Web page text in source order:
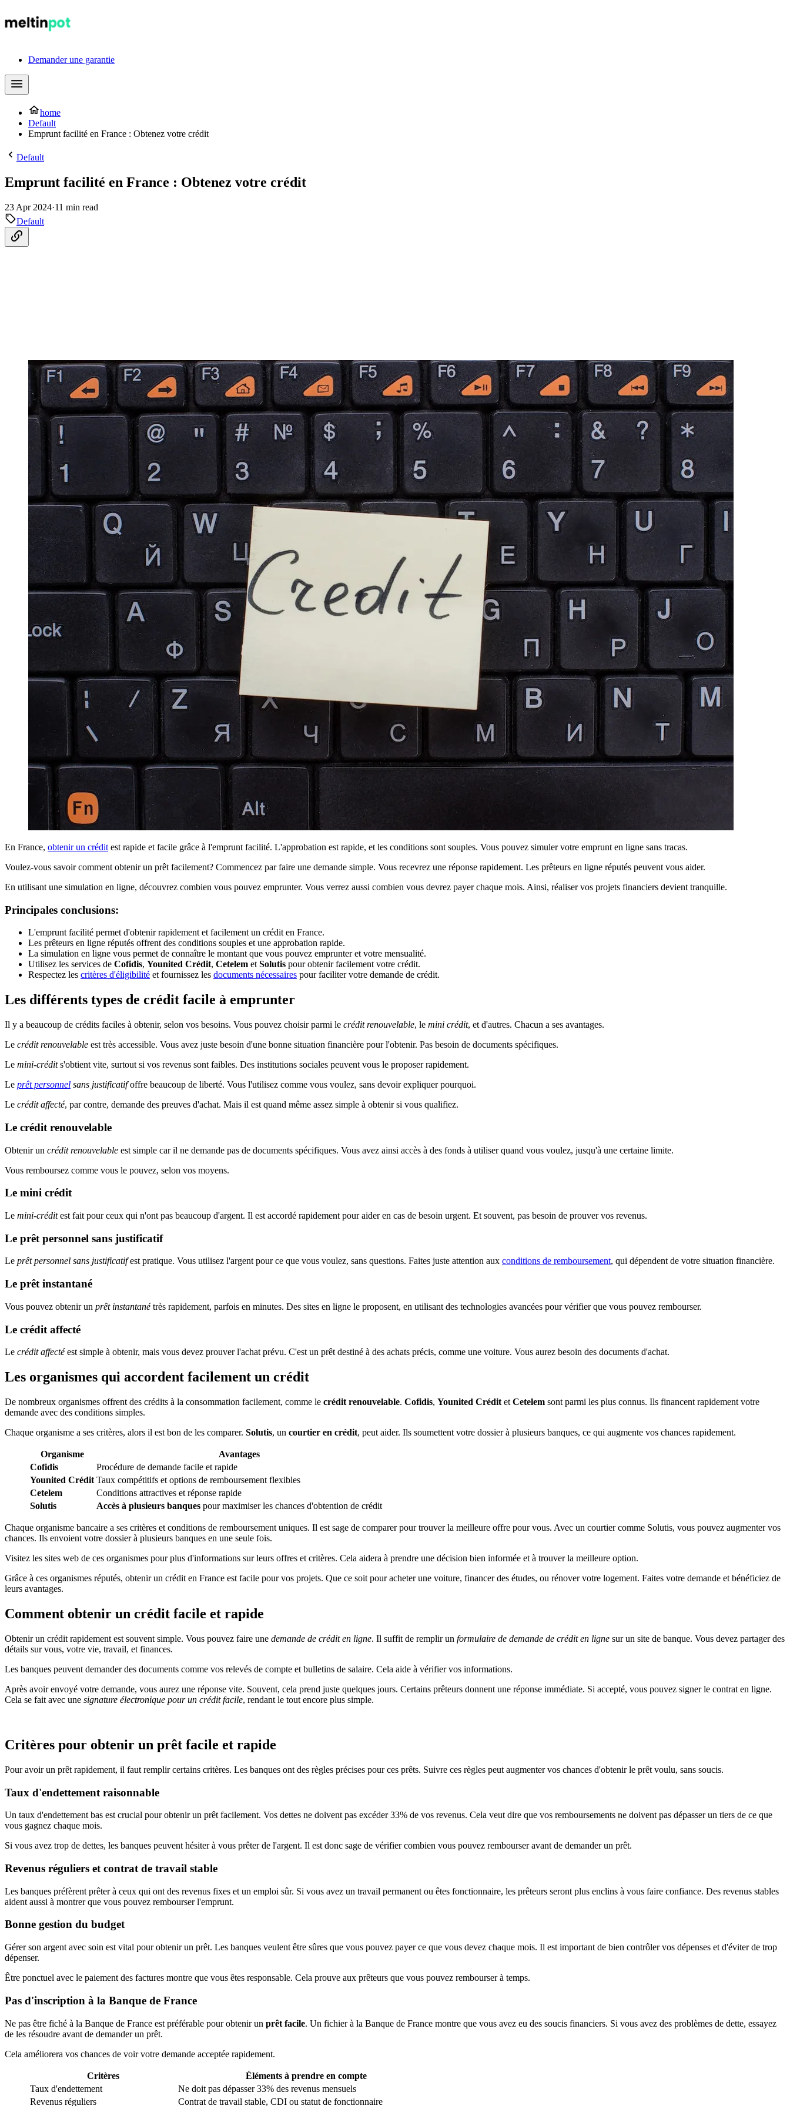
Demander une garantie
home
Default
Emprunt facilité en France : Obtenez votre crédit
Default
Emprunt facilité en France : Obtenez votre crédit
23 Apr 2024·11 min read
Default
En France, obtenir un crédit est rapide et facile grâce à l'emprunt facilité. L'approbation est rapide, et les conditions sont souples. Vous pouvez simuler votre emprunt en ligne sans tracas.
Voulez-vous savoir comment obtenir un prêt facilement? Commencez par faire une demande simple. Vous recevrez une réponse rapidement. Les prêteurs en ligne réputés peuvent vous aider.
En utilisant une simulation en ligne, découvrez combien vous pouvez emprunter. Vous verrez aussi combien vous devrez payer chaque mois. Ainsi, réaliser vos projets financiers devient tranquille.
Principales conclusions:
L'emprunt facilité permet d'obtenir rapidement et facilement un crédit en France.
Les prêteurs en ligne réputés offrent des conditions souples et une approbation rapide.
La simulation en ligne vous permet de connaître le montant que vous pouvez emprunter et votre mensualité.
Utilisez les services de Cofidis, Younited Crédit, Cetelem et Solutis pour obtenir facilement votre crédit.
Respectez les critères d'éligibilité et fournissez les documents nécessaires pour faciliter votre demande de crédit.
Les différents types de crédit facile à emprunter
Il y a beaucoup de crédits faciles à obtenir, selon vos besoins. Vous pouvez choisir parmi le crédit renouvelable, le mini crédit, et d'autres. Chacun a ses avantages.
Le crédit renouvelable est très accessible. Vous avez juste besoin d'une bonne situation financière pour l'obtenir. Pas besoin de documents spécifiques.
Le mini-crédits'obtient vite, surtout si vos revenus sont faibles. Des institutions sociales peuvent vous le proposer rapidement.
Le prêt personnel sans justificatifoffre beaucoup de liberté. Vous l'utilisez comme vous voulez, sans devoir expliquer pourquoi.
Le crédit affecté, par contre, demande des preuves d'achat. Mais il est quand même assez simple à obtenir si vous qualifiez.
Le crédit renouvelable
Obtenir un crédit renouvelable est simple car il ne demande pas de documents spécifiques. Vous avez ainsi accès à des fonds à utiliser quand vous voulez, jusqu'à une certaine limite.
Vous remboursez comme vous le pouvez, selon vos moyens.
Le mini crédit
Le mini-créditest fait pour ceux qui n'ont pas beaucoup d'argent. Il est accordé rapidement pour aider en cas de besoin urgent. Et souvent, pas besoin de prouver vos revenus.
Le prêt personnel sans justificatif
Le prêt personnel sans justificatifest pratique. Vous utilisez l'argent pour ce que vous voulez, sans questions. Faites juste attention aux conditions de remboursement, qui dépendent de votre situation financière.
Le prêt instantané
Vous pouvez obtenir un prêt instantanétrès rapidement, parfois en minutes. Des sites en ligne le proposent, en utilisant des technologies avancées pour vérifier que vous pouvez rembourser.
Le crédit affecté
Le crédit affectéest simple à obtenir, mais vous devez prouver l'achat prévu. C'est un prêt destiné à des achats précis, comme une voiture. Vous aurez besoin des documents d'achat.
Les organismes qui accordent facilement un crédit
De nombreux organismes offrent des crédits à la consommation facilement, comme le crédit renouvelable. Cofidis, Younited Crédit et Cetelem sont parmi les plus connus. Ils financent rapidement votre
demande avec des conditions simples.
Chaque organisme a ses critères, alors il est bon de les comparer. Solutis, un courtier en crédit, peut aider. Ils soumettent votre dossier à plusieurs banques, ce qui augmente vos chances rapidement.
Organisme
Avantages
Cofidis
Procédure de demande facile et rapide
Younited Crédit Taux compétitifs et options de remboursement flexibles
Cetelem
Conditions attractives et réponse rapide
Solutis
Accès à plusieurs banques pour maximiser les chances d'obtention de crédit
Chaque organisme bancaire a ses critères et conditions de remboursement uniques. Il est sage de comparer pour trouver la meilleure offre pour vous. Avec un courtier comme Solutis, vous pouvez augmenter vos
chances. Ils envoient votre dossier à plusieurs banques en une seule fois.
Visitez les sites web de ces organismes pour plus d'informations sur leurs offres et critères. Cela aidera à prendre une décision bien informée et à trouver la meilleure option.
Grâce à ces organismes réputés, obtenir un crédit en France est facile pour vos projets. Que ce soit pour acheter une voiture, financer des études, ou rénover votre logement. Faites votre demande et bénéficiez de
leurs avantages.
Comment obtenir un crédit facile et rapide
Obtenir un crédit rapidement est souvent simple. Vous pouvez faire une demande de crédit en ligne. Il suffit de remplir un formulaire de demande de crédit en ligne sur un site de banque. Vous devez partager des
détails sur vous, votre vie, travail, et finances.
Les banques peuvent demander des documents comme vos relevés de compte et bulletins de salaire. Cela aide à vérifier vos informations.
Après avoir envoyé votre demande, vous aurez une réponse vite. Souvent, cela prend juste quelques jours. Certains prêteurs donnent une réponse immédiate. Si accepté, vous pouvez signer le contrat en ligne.
Cela se fait avec une signature électronique pour un crédit facile, rendant le tout encore plus simple.
Critères pour obtenir un prêt facile et rapide
Pour avoir un prêt rapidement, il faut remplir certains critères. Les banques ont des règles précises pour ces prêts. Suivre ces règles peut augmenter vos chances d'obtenir le prêt voulu, sans soucis.
Taux d'endettement raisonnable
Un taux d'endettement bas est crucial pour obtenir un prêt facilement. Vos dettes ne doivent pas excéder 33% de vos revenus. Cela veut dire que vos remboursements ne doivent pas dépasser un tiers de ce que
vous gagnez chaque mois.
Si vous avez trop de dettes, les banques peuvent hésiter à vous prêter de l'argent. Il est donc sage de vérifier combien vous pouvez rembourser avant de demander un prêt.
Revenus réguliers et contrat de travail stable
Les banques préfèrent prêter à ceux qui ont des revenus fixes et un emploi sûr. Si vous avez un travail permanent ou êtes fonctionnaire, les prêteurs seront plus enclins à vous faire confiance. Des revenus stables
aident aussi à montrer que vous pouvez rembourser l'emprunt.
Bonne gestion du budget
Gérer son argent avec soin est vital pour obtenir un prêt. Les banques veulent être sûres que vous pouvez payer ce que vous devez chaque mois. Il est important de bien contrôler vos dépenses et d'éviter de trop
dépenser.
Être ponctuel avec le paiement des factures montre que vous êtes responsable. Cela prouve aux prêteurs que vous pouvez rembourser à temps.
Pas d'inscription à la Banque de France
Ne pas être fiché à la Banque de France est préférable pour obtenir un prêt facile. Un fichier à la Banque de France montre que vous avez eu des soucis financiers. Si vous avez des problèmes de dette, essayez
de les résoudre avant de demander un prêt.
Cela améliorera vos chances de voir votre demande acceptée rapidement.
Critères
Éléments à prendre en compte
Taux d'endettement
Ne doit pas dépasser 33% des revenus mensuels
Revenus réguliers
Contrat de travail stable, CDI ou statut de fonctionnaire